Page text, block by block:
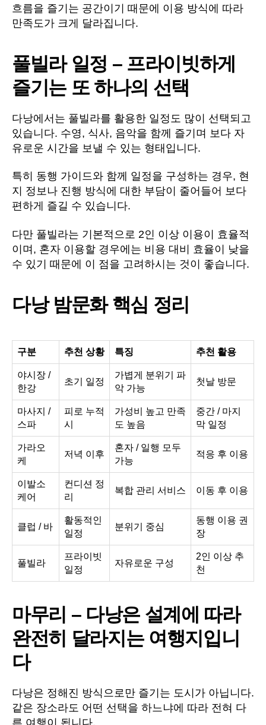
흐름을 즐기는 공간이기 때문에 이용 방식에 따라
만족도가 크게 달라집니다.
풀빌라 일정 – 프라이빗하게
즐기는 또 하나의 선택
다낭에서는 풀빌라를 활용한 일정도 많이 선택되고
있습니다. 수영, 식사, 음악을 함께 즐기며 보다 자
유로운 시간을 보낼 수 있는 형태입니다.
특히 동행 가이드와 함께 일정을 구성하는 경우, 현
지 정보나 진행 방식에 대한 부담이 줄어들어 보다
편하게 즐길 수 있습니다.
다만 풀빌라는 기본적으로 2인 이상 이용이 효율적
이며, 혼자 이용할 경우에는 비용 대비 효율이 낮을
수 있기 때문에 이 점을 고려하시는 것이 좋습니다.
다낭 밤문화 핵심 정리
구분 추천 상황 특징 추천 활용
야시장 /
한강
초기 일정
가볍게 분위기 파
악 가능
첫날 방문
마사지 /
스파
피로 누적
시
가성비 높고 만족
도 높음
중간 / 마지
막 일정
가라오
케
저녁 이후
혼자 / 일행 모두
가능
적응 후 이용
이발소
케어
컨디션 정
리
복합 관리 서비스 이동 후 이용
클럽 / 바
활동적인
일정
분위기 중심
동행 이용 권
장
풀빌라
프라이빗
일정
자유로운 구성
2인 이상 추
천
마무리 – 다낭은 설계에 따라
완전히 달라지는 여행지입니
다
다낭은 정해진 방식으로만 즐기는 도시가 아닙니다.
같은 장소라도 어떤 선택을 하느냐에 따라 전혀 다
른 여행이 됩니다.